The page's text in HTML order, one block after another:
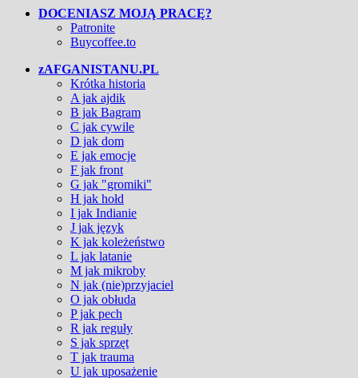
DOCENIASZ MOJĄ PRACĘ?
Patronite
Buycoffee.to
zAFGANISTANU.PL
Krótka historia
A jak ajdik
B jak Bagram
C jak cywile
D jak dom
E jak emocje
F jak front
G jak "gromiki"
H jak hołd
I jak Indianie
J jak język
K jak koleżeństwo
L jak latanie
M jak mikroby
N jak (nie)przyjaciel
O jak obłuda
P jak pech
R jak reguły
S jak sprzęt
T jak trauma
U jak uposażenie